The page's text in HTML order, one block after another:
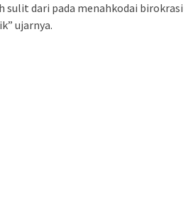
sulit dari pada menahkodai birokrasi
ujarnya.